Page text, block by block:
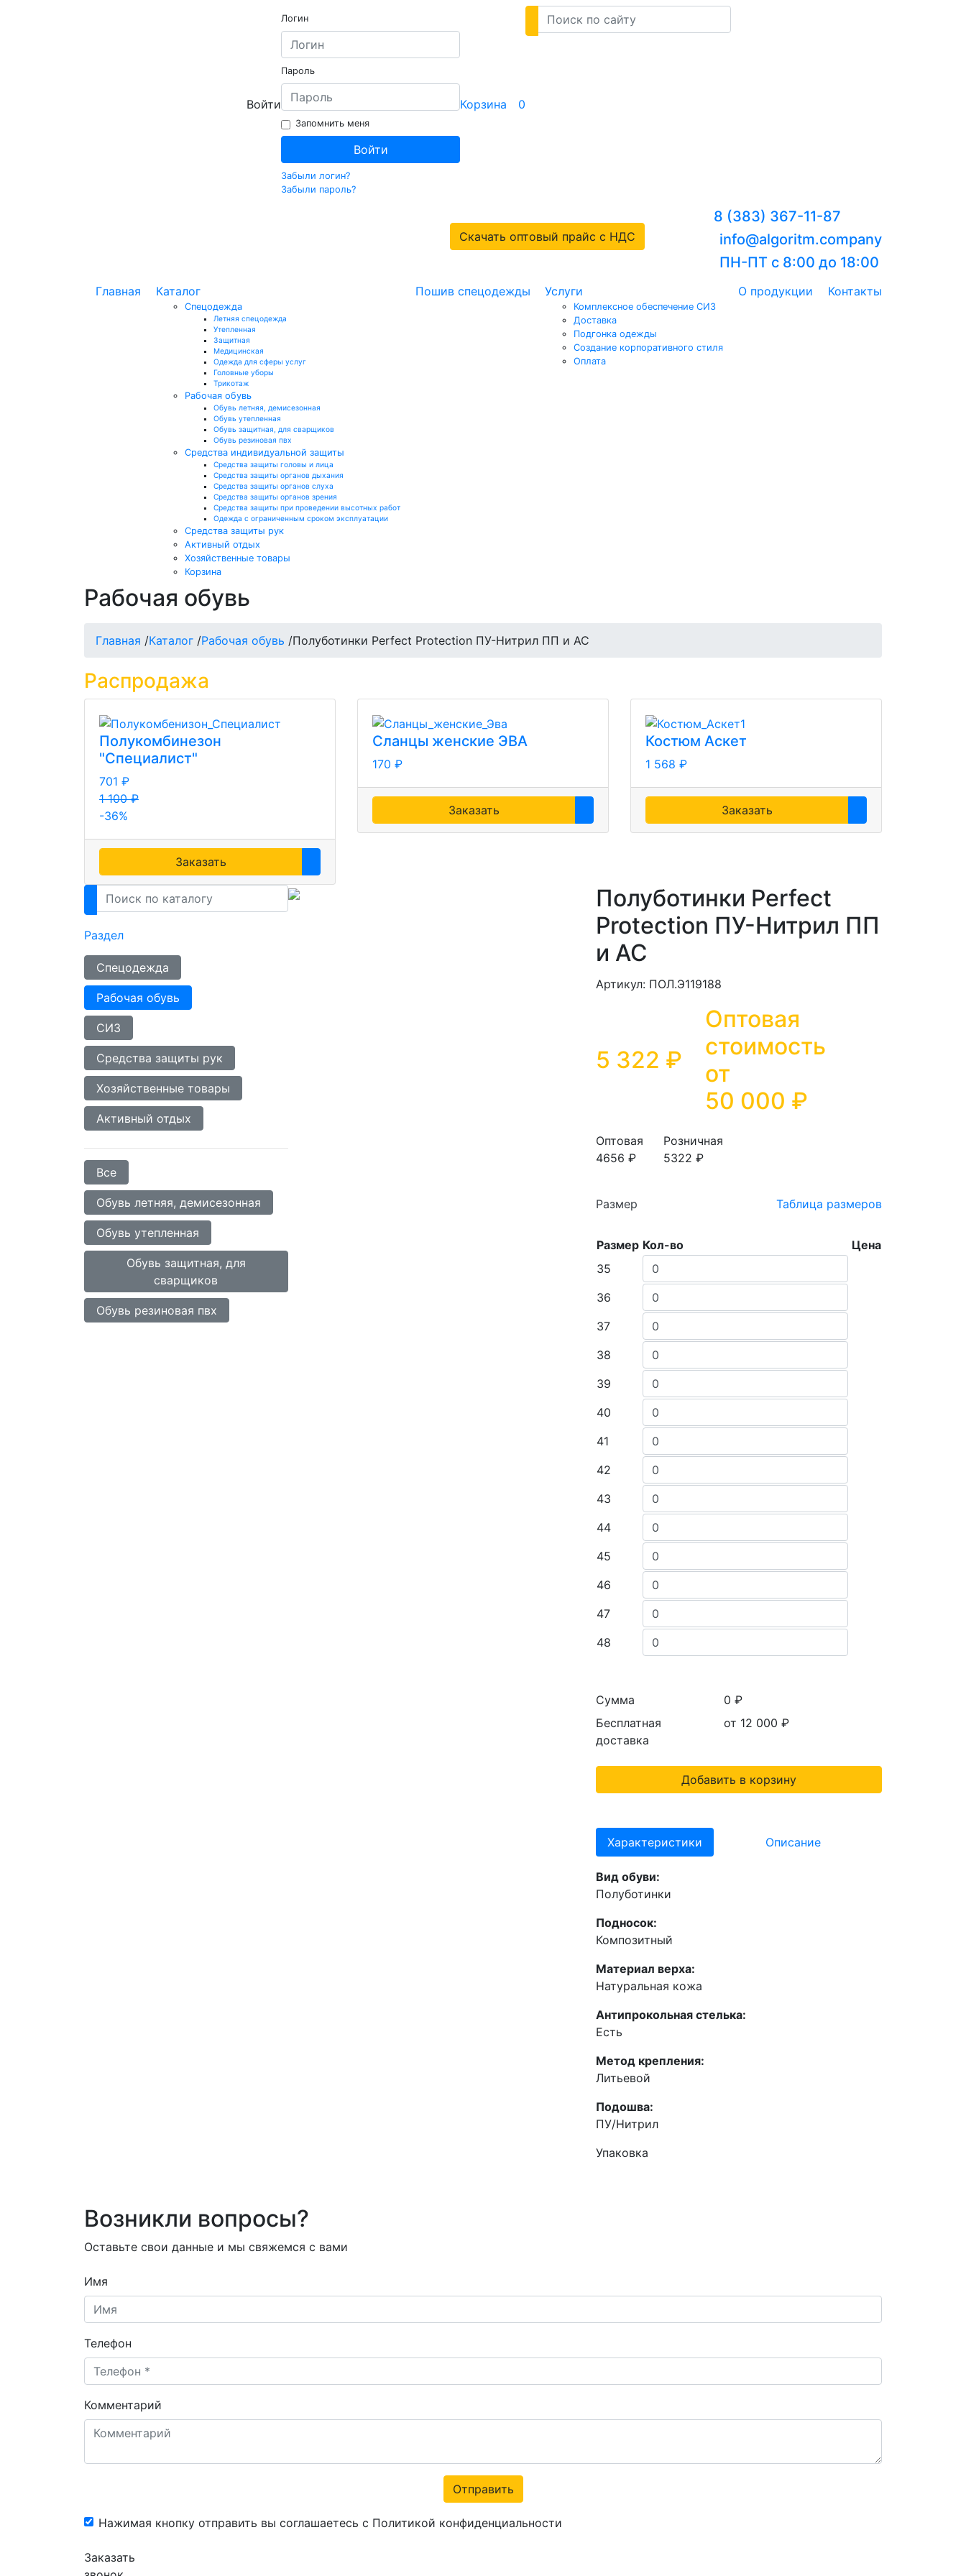
Войти
Логин
Пароль
Запомнить меня
Войти
Забыли логин?
Забыли пароль?
Корзина 0
Скачать оптовый прайс с НДС
8 (383) 367-11-87
info@algoritm.company
ПН-ПТ с 8:00 до 18:00
Главная Каталог
Спецодежда
Летняя спецодежда
Утепленная
Защитная
Медицинская
Одежда для сферы услуг
Головные уборы
Трикотаж
Рабочая обувь
Обувь летняя, демисезонная
Обувь утепленная
Обувь защитная, для сварщиков
Обувь резиновая пвх
Средства индивидуальной защиты
Средства защиты головы и лица
Средства защиты органов дыхания
Средства защиты органов слуха
Средства защиты органов зрения
Средства защиты при проведении высотных работ
Одежда с ограниченным сроком эксплуатации
Средства защиты рук
Активный отдых
Хозяйственные товары
Корзина
Пошив спецодежды Услуги
Комплексное обеспечение СИЗ
Доставка
Подгонка одежды
Создание корпоративного стиля
Оплата
О продукции Контакты
Рабочая обувь
Главная /Каталог /Рабочая обувь /Полуботинки Perfect Protection ПУ-Нитрил ПП и АС
Распродажа
Полукомбинезон
"Специалист"
701 ₽
1 100 ₽
-36%
Заказать
Сланцы женские ЭВА
170 ₽
Заказать
Костюм Аскет
1 568 ₽
Заказать
Полуботинки Perfect
Protection ПУ-Нитрил ПП
и АС
Артикул: ПОЛ.Э119188
5 322 ₽
Оптовая
стоимость
от
50 000 ₽
Оптовая
4656 ₽
Розничная
5322 ₽
Размер Таблица размеров
Размер Кол-во
Цена
35
36
37
38
39
40
41
42
43
44
45
46
47
48
Сумма
Бесплатная
доставка
0 ₽
от 12 000 ₽
Добавить в корзину
Характеристики Описание
Вид обуви:
Полуботинки
Подносок:
Композитный
Материал верха:
Натуральная кожа
Антипрокольная стелька:
Есть
Метод крепления:
Литьевой
Подошва:
ПУ/Нитрил
Упаковка
Раздел
Спецодежда
Рабочая обувь
СИЗ
Средства защиты рук
Хозяйственные товары
Активный отдых
Все
Обувь летняя, демисезонная
Обувь утепленная
Обувь защитная, для
сварщиков
Обувь резиновая пвх
Возникли вопросы?
Оставьте свои данные и мы свяжемся с вами
Имя
Телефон
Комментарий
Отправить
Нажимая кнопку отправить вы соглашаетесь с Политикой конфиденциальности
Заказать